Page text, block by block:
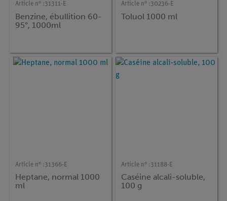
Article n° :31311-E
Benzine, ébullition 60-
95°, 1000ml
Article n° :30236-E
Toluol 1000 ml
Article n° :31366-E
Heptane, normal 1000
ml
Article n° :31188-E
Caséine alcali-soluble,
100 g